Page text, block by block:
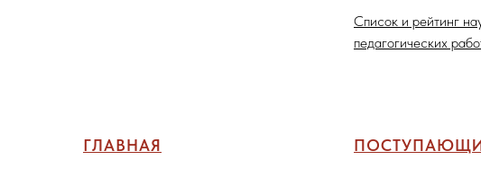
Список и рейтинг
педагогических
ГЛАВНАЯ